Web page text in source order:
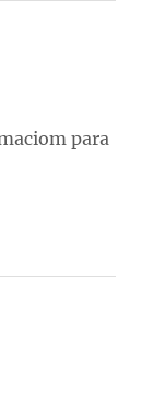
para